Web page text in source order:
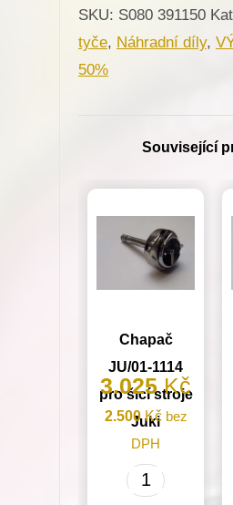
pro
Minerva
(72405-
SKU: S080 391150
tyče, Náhradní díly,
50%
Související
Chapač
JU/01-1114
pro šicí stroje
Juki
3.025Kč
2.500Kčbez
DPH
Chapač